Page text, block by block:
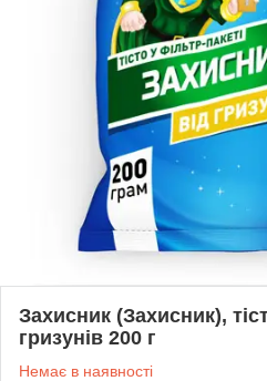
Захисник (Захисник),
гризунів 200 г
Немає в наявності